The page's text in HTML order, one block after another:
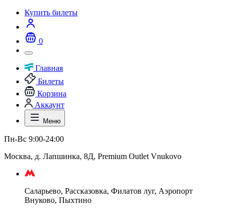
Купить билеты
0
Главная
Билеты
Корзина
Аккаунт
Меню
Пн-Вс 9:00-24:00
Москва, д. Лапшинка, 8Д, Premium Outlet Vnukovo
Саларьево, Рассказовка, Филатов луг, Аэропорт
Внуково, Пыхтино